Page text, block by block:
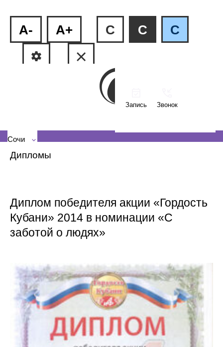
A- A+ C C C
Запись Звонок
Сочи
Дипломы
Диплом победителя акции «Гордость
Кубани» 2014 в номинации «С
заботой о людях»